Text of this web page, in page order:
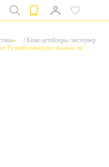
/ Квик-детейлеры /экстерьер
Ручной шампунь с воском, не